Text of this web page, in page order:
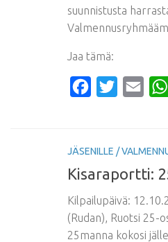
suunnistusta
Jaa tämä:
FacebookTwitterEmail
JÄSENILLE /
Kisaraportti:
Kilpailupäivä:
(Rudan), Ruotsi 25-
25manna kokosi